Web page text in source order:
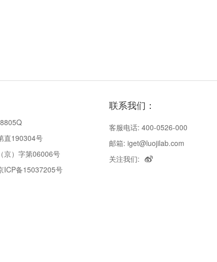
直190304号
京）字第06006号
ICP备15037205号
联系我们：
客服电话: 400-0526-000
邮箱: iget@luojilab.com
关注我们: